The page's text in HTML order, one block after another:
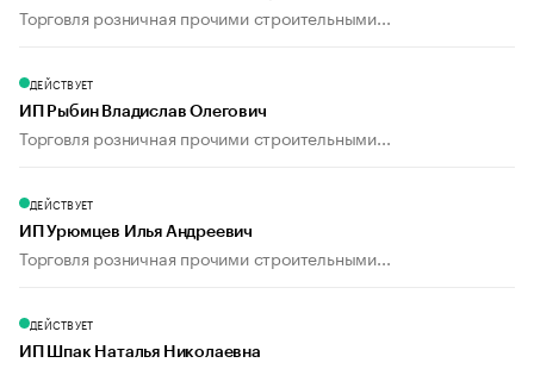
Торговля розничная прочими строительными...
ДЕЙСТВУЕТ
ИП Рыбин Владислав Олегович
Торговля розничная прочими строительными...
ДЕЙСТВУЕТ
ИП Урюмцев Илья Андреевич
Торговля розничная прочими строительными...
ДЕЙСТВУЕТ
ИП Шпак Наталья Николаевна